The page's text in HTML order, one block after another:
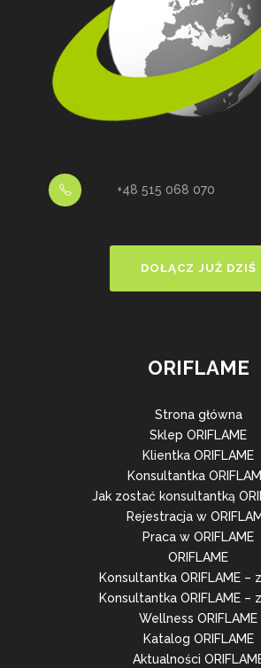
+48 515 068 070
DOŁĄCZ JUŻ DZIŚ
ORIFLAME
Strona główna
Sklep ORIFLAME
Klientka ORIFLAME
Konsultantka
Jak zostać konsultantką
Rejestracja w
Praca w ORIFLAME
ORIFLAME
Konsultantka ORIFLAME –
Konsultantka ORIFLAME –
Wellness ORIFLAME
Katalog ORIFLAME
Aktualności